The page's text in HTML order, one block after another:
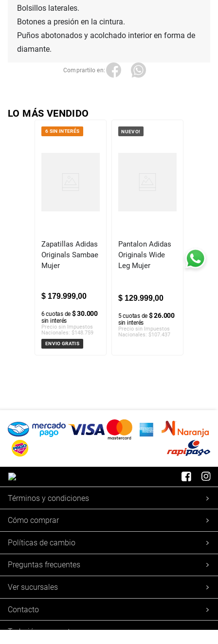
Bolsillos laterales.
Botones a presión en la cintura.
Puños abotonados y acolchado interior en forma de
diamante.
LO MÁS VENDIDO
6 SIN INTERÉS
Zapatillas Adidas
Originals Sambae
Mujer
$ 179.999,00
6cuotas de $ 30.000
sin interés
Precio sin Impuestos
Nacionales: $148.759
ENVIO GRATIS
NUEVO!
Pantalon Adidas
Originals Wide
Leg Mujer
$ 129.999,00
5cuotas de $ 26.000
sin interés
Precio sin Impuestos
Nacionales: $107.437
Términos y condiciones
Cómo comprar
Políticas de cambio
Preguntas frecuentes
Ver sucursales
Contacto
Trabajá con nosotros